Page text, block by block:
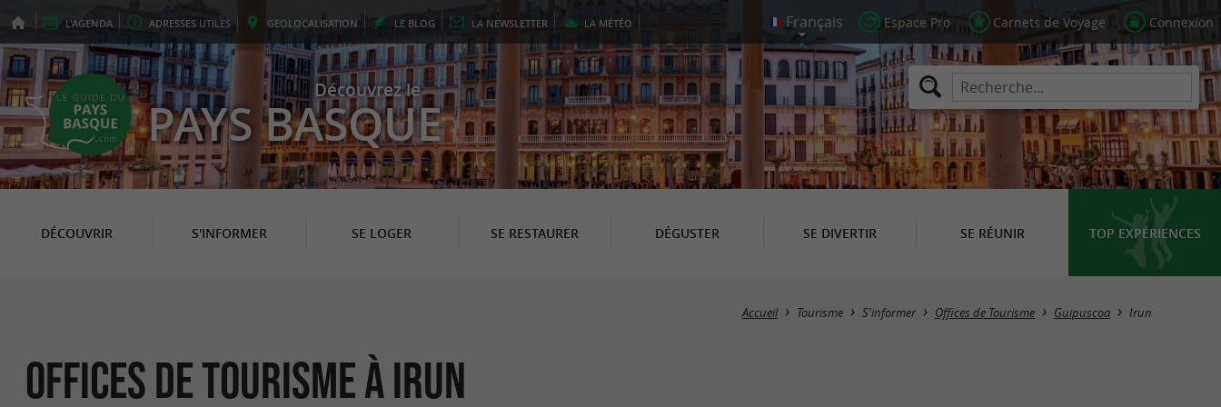
L'AGENDA ADRESSES UTILES GEOLOCALISATION LE BLOG LA NEWSLETTER LA MÉTÉO Espace Pro Carnets de Voyage Connexion
Découvrez le
PAYS BASQUE
DÉCOUVRIR S'INFORMER SE LOGER SE RESTAURER DÉGUSTER SE DIVERTIR SE RÉUNIR TOP EXPÉRIENCES
Masquer la carte
Accueil Tourisme S'informer Offices de Tourisme Guipuscoa Irun
Offices de Tourisme à Irun